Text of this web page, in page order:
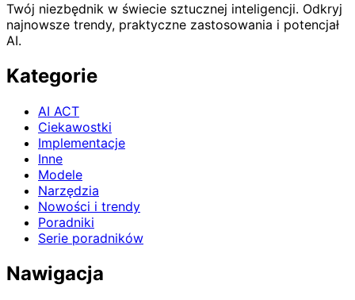
Twój niezbędnik w świecie sztucznej inteligencji. Odkryj
najnowsze trendy, praktyczne zastosowania i potencjał
AI.
Kategorie
AI ACT
Ciekawostki
Implementacje
Inne
Modele
Narzędzia
Nowości i trendy
Poradniki
Serie poradników
Nawigacja